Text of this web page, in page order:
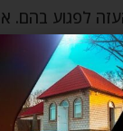
לפגוע